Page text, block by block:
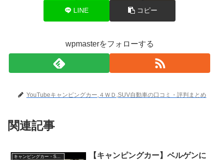
LINE コピー
wpmasterをフォローする
YouTubeキャンピングカー,４ＷＤ,SUV自動車の口コミ・評判まとめ
関連記事
【キャンピングカー】ベルゲンに